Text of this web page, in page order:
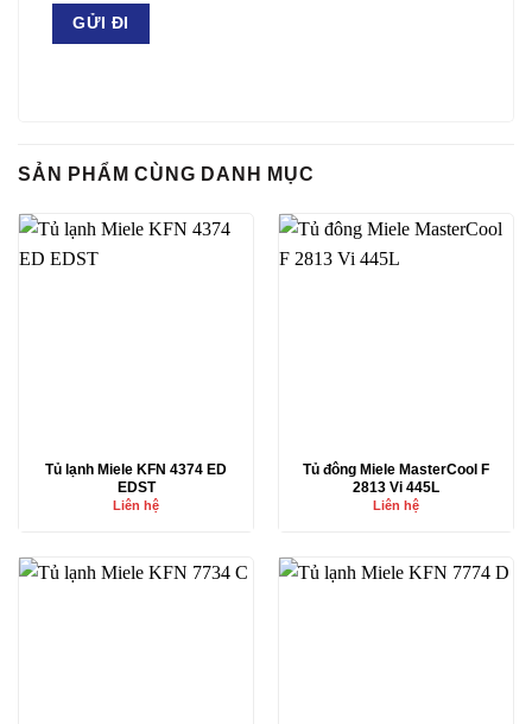
SẢN PHẨM CÙNG DANH MỤC
Tủ lạnh Miele KFN 4374 ED
EDST
Liên hệ
Tủ đông Miele MasterCool F
2813 Vi 445L
Liên hệ